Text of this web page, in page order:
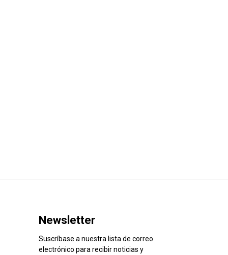
Newsletter
Suscríbase a nuestra lista de correo
electrónico para recibir noticias y